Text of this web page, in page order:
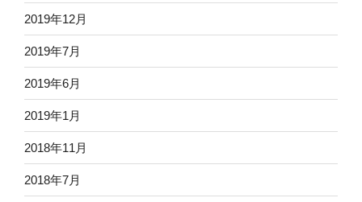
2019年12月
2019年7月
2019年6月
2019年1月
2018年11月
2018年7月